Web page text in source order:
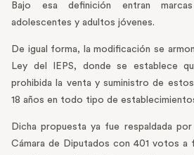
Bajo esa definición entran
adolescentes y adultos jóvenes.
De igual forma, la modificación se
Ley del IEPS, donde se establece
prohibida la venta y suministro de
18 años en todo tipo de
Dicha propuesta ya fue respaldada
Cámara de Diputados con 401 votos a